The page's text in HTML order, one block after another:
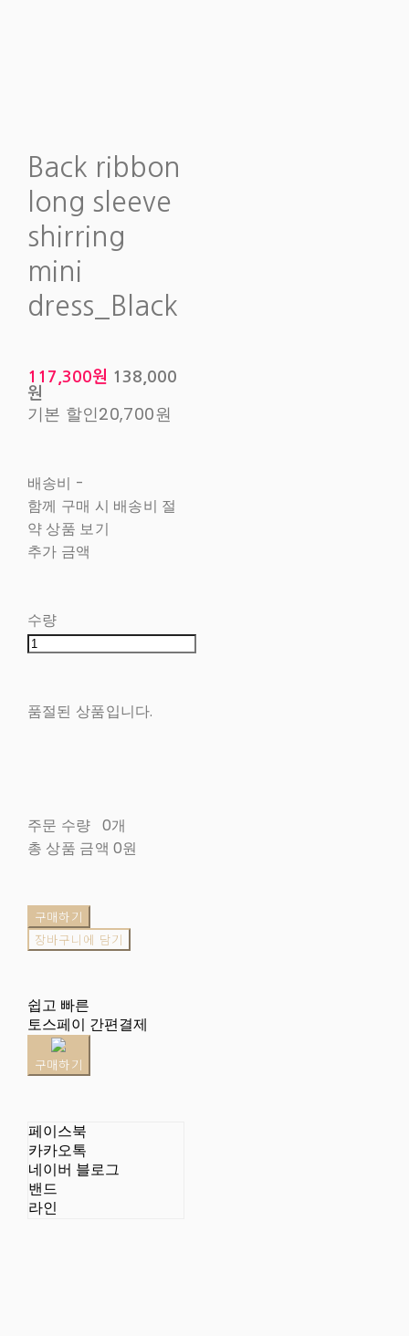
Back ribbon
long sleeve
shirring
mini
dress_Black
117,300원 138,000
원
기본 할인20,700원
배송비 -
함께 구매 시 배송비 절
약 상품 보기
추가 금액
수량
품절된 상품입니다.
주문 수량 0개
총 상품 금액 0원
구매하기
장바구니에 담기
쉽고 빠른
토스페이 간편결제
구매하기
페이스북
카카오톡
네이버 블로그
밴드
라인